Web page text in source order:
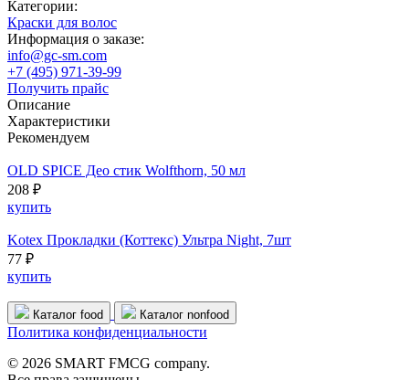
Категории:
Краски для волос
Информация о заказе:
info@gc-sm.com
+7 (495) 971-39-99
Получить прайс
Описание
Характеристики
Рекомендуем
OLD SPICE Део стик Wolfthorn, 50 мл
208 ₽
купить
Kotex Прокладки (Коттекс) Ультра Night, 7шт
77 ₽
купить
Каталог food Каталог nonfood
Политика конфиденциальности
© 2026 SMART FMCG company.